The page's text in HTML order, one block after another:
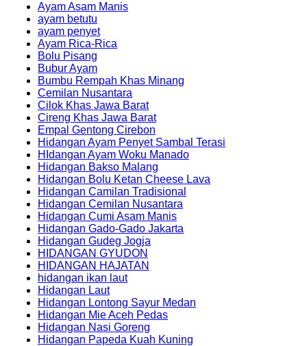
Ayam Asam Manis
ayam betutu
ayam penyet
Ayam Rica-Rica
Bolu Pisang
Bubur Ayam
Bumbu Rempah Khas Minang
Cemilan Nusantara
Cilok Khas Jawa Barat
Cireng Khas Jawa Barat
Empal Gentong Cirebon
Hidangan Ayam Penyet Sambal Terasi
HIdangan Ayam Woku Manado
Hidangan Bakso Malang
Hidangan Bolu Ketan Cheese Lava
Hidangan Camilan Tradisional
Hidangan Cemilan Nusantara
Hidangan Cumi Asam Manis
Hidangan Gado-Gado Jakarta
Hidangan Gudeg Jogja
HIDANGAN GYUDON
HIDANGAN HAJATAN
hidangan ikan laut
Hidangan Laut
Hidangan Lontong Sayur Medan
Hidangan Mie Aceh Pedas
Hidangan Nasi Goreng
Hidangan Papeda Kuah Kuning